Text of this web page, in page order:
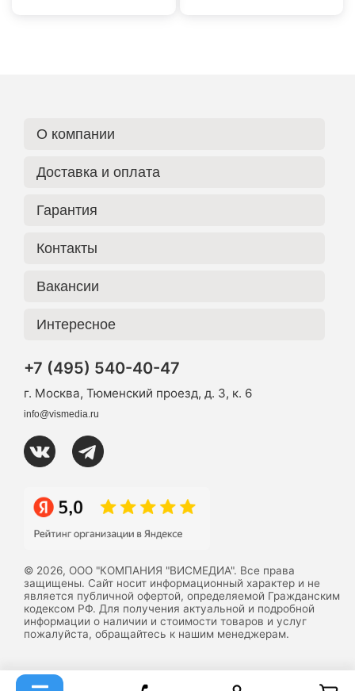
О компании
Доставка и оплата
Гарантия
Контакты
Вакансии
Интересное
+7 (495) 540-40-47
г. Москва, Тюменский проезд, д. 3, к. 6
info@vismedia.ru
© 2026, ООО "КОМПАНИЯ "ВИСМЕДИА". Все права
защищены. Сайт носит информационный характер и не
является публичной офертой, определяемой Гражданским
кодексом РФ. Для получения актуальной и подробной
информации о наличии и стоимости товаров и услуг
пожалуйста, обращайтесь к нашим менеджерам.